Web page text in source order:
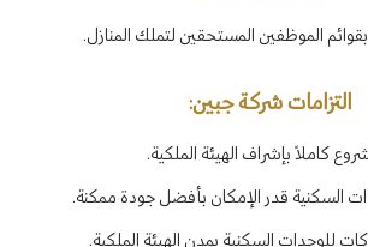
الموظفين المستحقين لتملك المنازل.
التزامات شركة جبين:
كاملاً بإشراف الهيئة الملكية.
السكنية قدر الإمكان بأفضل جودة ممكنة.
للوحدات السكنية بمدن الهيئة الملكية.